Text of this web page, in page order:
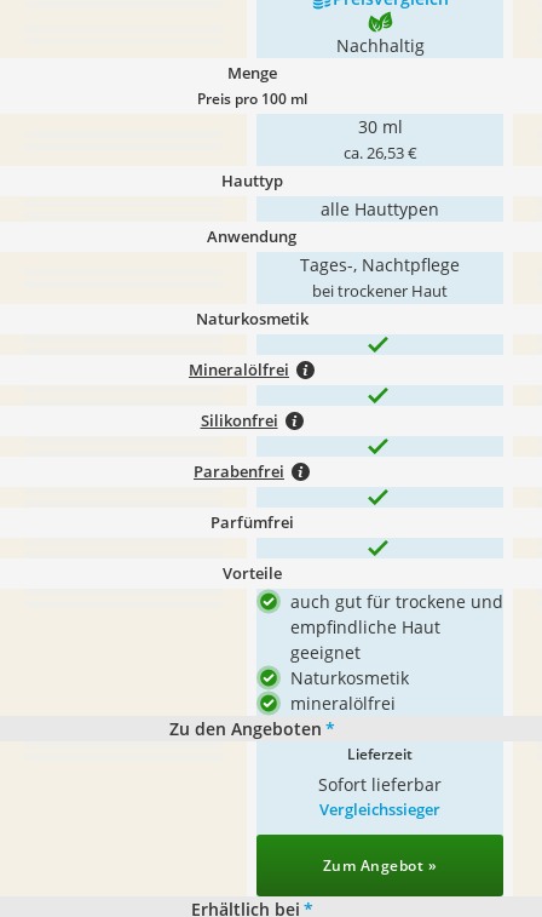
Nachhaltig
Menge
Preis pro 100 ml
30 ml
ca. 26,53 €
Hauttyp
alle Hauttypen
Anwendung
Tages-, Nachtpflege
bei trockener Haut
Naturkosmetik
Mineralölfrei
Silikonfrei
Parabenfrei
Parfümfrei
Vorteile
auch gut für trockene und
empfindliche Haut
geeignet
Naturkosmetik
mineralölfrei
Zu den Angeboten *
Lieferzeit
Sofort lieferbar
Vergleichssieger
Zum Angebot »
Erhältlich bei *